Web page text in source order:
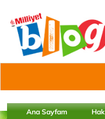
Ana Sayfam